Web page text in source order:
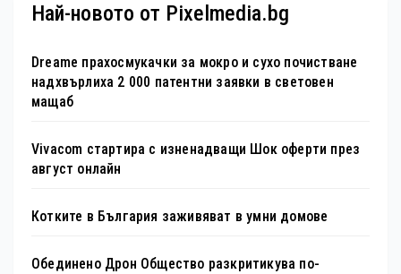
Най-новото от Pixelmedia.bg
Dreame прахосмукачки за мокро и сухо почистване
надхвърлиха 2 000 патентни заявки в световен
мащаб
Vivacom стартира с изненадващи Шок оферти през
август онлайн
Котките в България заживяват в умни домове
Обединено Дрон Общество разкритикува по-